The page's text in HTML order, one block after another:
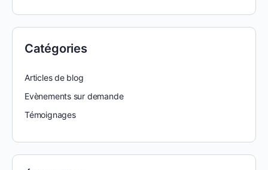
Catégories
Articles de blog
Evènements sur demande
Témoignages